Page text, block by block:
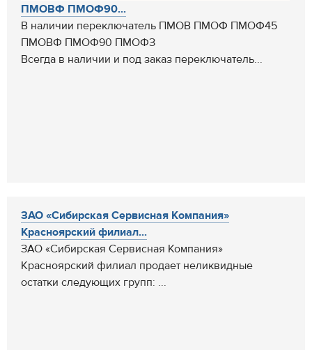
ПМОВФ ПМОФ90...
В наличии переключатель ПМОВ ПМОФ ПМОФ45
ПМОВФ ПМОФ90 ПМОФЗ
Всегда в наличии и под заказ переключатель...
ЗАО «Сибирская Сервисная Компания»
Красноярский филиал...
ЗАО «Сибирская Сервисная Компания»
Красноярский филиал продает неликвидные
остатки следующих групп: ...